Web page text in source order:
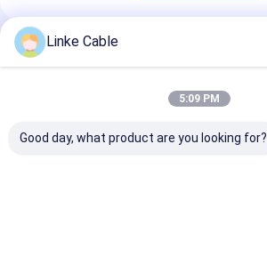
Polecane Produkty
Linke Cable
5:09 PM
Good day, what product are you looking for?